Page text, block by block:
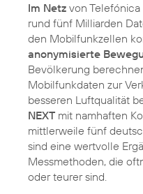
Im Netz von
rund fünf Milliarden
den Mobilfunkzellen
anonymisierte
Bevölkerung
Mobilfunkdaten zur
besseren Luftqualität
NEXT mit namhaften
mittlerweile fünf
sind eine wertvolle
Messmethoden, die
oder teurer sind.